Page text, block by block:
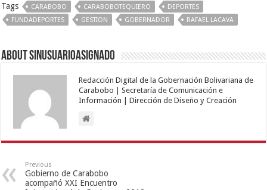
Tags CARABOBO CARABOBOTEQUIERO
DEPORTES
FUNDADEPORTES
GESTION GOBERNADOR RAFAEL LACAVA
About sinusuarioasignado
Redacción Digital de la Gobernación Bolivariana de
Carabobo | Secretaría de Comunicación e
Información | Dirección de Diseño y Creación
Previous
Gobierno de Carabobo
acompañó XXI Encuentro